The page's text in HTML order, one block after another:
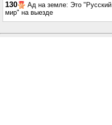
130
Ад на земле: Это "Русский
мир" на выезде